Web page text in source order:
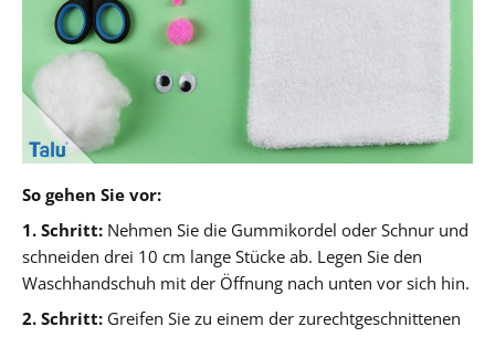
So gehen Sie vor:
1. Schritt: Nehmen Sie die Gummikordel oder Schnur und
schneiden drei 10 cm lange Stücke ab. Legen Sie den
Waschhandschuh mit der Öffnung nach unten vor sich hin.
2. Schritt: Greifen Sie zu einem der zurechtgeschnittenen